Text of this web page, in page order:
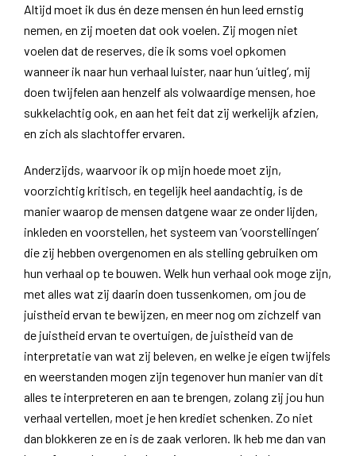
Altijd moet ik dus én deze mensen én hun leed ernstig
nemen, en zij moeten dat ook voelen. Zij mogen niet
voelen dat de reserves, die ik soms voel opkomen
wanneer ik naar hun verhaal luister, naar hun ‘uitleg’, mij
doen twijfelen aan henzelf als volwaardige mensen, hoe
sukkelachtig ook, en aan het feit dat zij werkelijk afzien,
en zich als slachtoffer ervaren.
Anderzijds, waarvoor ik op mijn hoede moet zijn,
voorzichtig kritisch, en tegelijk heel aandachtig, is de
manier waarop de mensen datgene waar ze onder lijden,
inkleden en voorstellen, het systeem van ‘voorstellingen’
die zij hebben overgenomen en als stelling gebruiken om
hun verhaal op te bouwen. Welk hun verhaal ook moge zijn,
met alles wat zij daarin doen tussenkomen, om jou de
juistheid ervan te bewijzen, en meer nog om zichzelf van
de juistheid ervan te overtuigen, de juistheid van de
interpretatie van wat zij beleven, en welke je eigen twijfels
en weerstanden mogen zijn tegenover hun manier van dit
alles te interpreteren en aan te brengen, zolang zij jou hun
verhaal vertellen, moet je hen krediet schenken. Zo niet
dan blokkeren ze en is de zaak verloren. Ik heb me dan van